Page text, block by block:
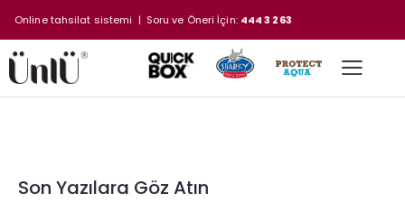
Online tahsilat sistemi | Soru ve Öneri İçin: 444 3 263
Son Yazılara Göz Atın